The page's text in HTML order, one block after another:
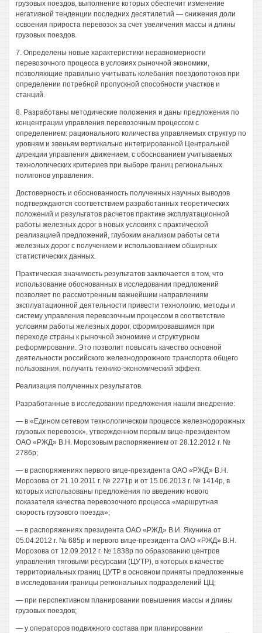
грузовых поездов, выполнение которых обеспечит изменение
негативной тенденции последних десятилетий — снижения доли
освоения прироста перевозок за счет увеличения массы и длины
грузовых поездов.
7. Определены новые характеристики неравномерности
перевозочного процесса в условиях рыночной экономики,
позволяющие правильно учитывать колебания поездопотоков при
определении потребной пропускной способности участков и
станций.
8. Разработаны методические положения и даны предложения по
концентрации управления перевозочным процессом с
определением: рационального количества управляемых структур по
уровням и звеньям вертикально интегрированной Центральной
дирекции управления движением, с обоснованием учитываемых
технологических критериев при выборе границ региональных
полигонов управления.
Достоверность и обоснованность полученных научных выводов
подтверждаются соответствием разработанных теоретических
положений и результатов расчетов практике эксплуатационной
работы железных дорог в новых условиях с практической
реализацией предложений, глубоким анализом работы сети
железных дорог с получением и использованием обширных
статистических данных.
Практическая значимость результатов заключается в том, что
использование обоснованных в исследовании предложений
позволяет по рассмотренным важнейшим направлениям
эксплуатационной деятельности привести технологию, методы и
систему управления перевозочным процессом в соответствие
условиям работы железных дорог, сформировавшимся при
переходе страны к рыночной экономике и структурном
реформировании. Это позволит повысить качество основной
деятельности российского железнодорожного транспорта общего
пользования, получить технико-экономический эффект.
Реализация полученных результатов.
Разработанные в исследовании предложения нашли внедрение:
— в «Едином сетевом технологическом процессе железнодорожных
грузовых перевозок», утвержденном первым вице-президентом
ОАО «РЖД» В.Н. Морозовым распоряжением от 28.12.2012 г. №
2786р;
— в распоряжениях первого вице-президента ОАО «РЖД» В.Н.
Морозова от 21.10.2011 г. № 2271р и от 15.06.2013 г. № 1414р, в
которых использованы предложения по введению нового
показателя качества перевозочного процесса «маршрутная
скорость грузового поезда»;
— в распоряжениях президента ОАО «РЖД» В.И. Якунина от
05.04.2012 г. № 685р и первого вице-президента ОАО «РЖД» В.Н.
Морозова от 12.09.2012 г. № 1838р по образованию центров
управления тяговыми ресурсами (ЦУТР), в которых в качестве
территориальных границ ЦУТР в основном приняты предложенные
в исследовании границы региональных подразделений ЦЦ;
— при перспективном планировании повышения массы и длины
грузовых поездов;
— у операторов подвижного состава при планировании